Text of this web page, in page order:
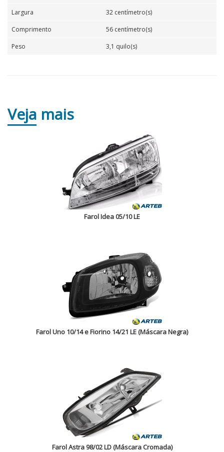
Largura
32 centímetro(s)
Comprimento
56 centímetro(s)
Peso
3,1 quilo(s)
Veja mais
Farol Idea 05/10 LE
Farol Uno 10/14 e Fiorino 14/21 LE (Máscara Negra)
Farol Astra 98/02 LD (Máscara Cromada)